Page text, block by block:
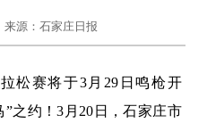
来源：石家庄日报
松赛将于3月29日鸣枪开
”之约！3月20日，石家庄市